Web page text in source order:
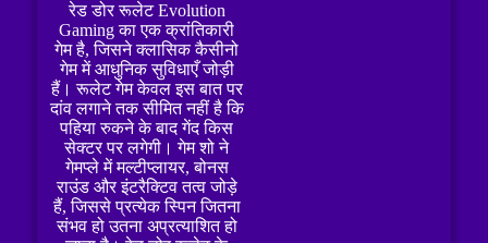
रेड डोर रूलेट Evolution
Gaming का एक क्रांतिकारी
गेम है, जिसने क्लासिक कैसीनो
गेम में आधुनिक सुविधाएँ जोड़ी
हैं। रूलेट गेम केवल इस बात पर
दांव लगाने तक सीमित नहीं है कि
पहिया रुकने के बाद गेंद किस
सेक्टर पर लगेगी। गेम शो ने
गेमप्ले में मल्टीप्लायर, बोनस
राउंड और इंटरैक्टिव तत्व जोड़े
हैं, जिससे प्रत्येक स्पिन जितना
संभव हो उतना अप्रत्याशित हो